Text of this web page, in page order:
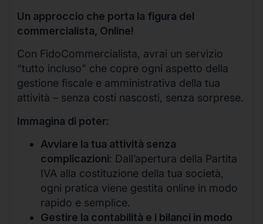
Un approccio che porta la figura del
commercialista, Online!
Con FidoCommercialista, avrai un servizio
“tutto incluso” che copre ogni aspetto della
gestione fiscale e amministrativa della tua
attività – senza costi nascosti, senza sorprese.
Immagina di poter:
Avviare la tua attività senza
complicazioni: Dall’apertura della Partita
IVA alla costituzione della tua società,
ogni pratica viene gestita online in modo
rapido e semplice.
Gestire la contabilità e i bilanci in modo